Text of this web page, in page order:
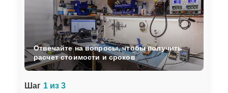
Шаг 1 из 3
Отвечайте на вопросы, чтобы получить
расчет стоимости и сроков